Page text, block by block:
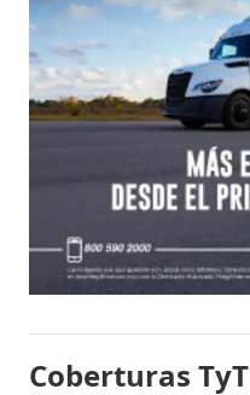
Coberturas TyT